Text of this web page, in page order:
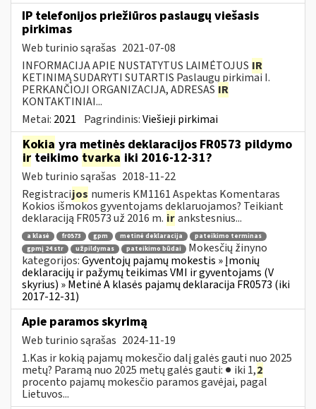
IP telefonijos priežiūros paslaugų viešasis
pirkimas
Web turinio sąrašas 2021-07-08
INFORMACIJA APIE NUSTATYTUS LAIMĖTOJUS IR
KETINIMĄ SUDARYTI SUTARTIS Paslaugų pirkimai I.
PERKANČIOJI ORGANIZACIJA, ADRESAS IR
KONTAKTINIAI...
Metai: 2021 Pagrindinis:Viešieji pirkimai
Kokia yra metinės deklaracijos FR0573 pildymo
irteikimo tvarka iki 2016-12-31?
Web turinio sąrašas 2018-11-22
Registracijos numeris KM1161 Aspektas Komentaras
Kokios išmokos gyventojams deklaruojamos? Teikiant
deklaraciją FR0573 už 2016 m. irankstesnius...
a klasė fr0573 gpm metinė deklaracija
pateikimo terminas
gpmį 24 str
užpildymas pateikimo būdai
Mokesčių žinyno
kategorijos:Gyventojų pajamų mokestis » Įmonių
deklaracijų ir pažymų teikimas VMI ir gyventojams (V
skyrius) » Metinė A klasės pajamų deklaracija FR0573 (iki
2017-12-31)
Apie paramos skyrimą
Web turinio sąrašas 2024-11-19
1.Kas ir kokią pajamų mokesčio dalį galės gauti nuo 2025
metų? Paramą nuo 2025 metų galės gauti: ● iki 1,2
procento pajamų mokesčio paramos gavėjai, pagal
Lietuvos...